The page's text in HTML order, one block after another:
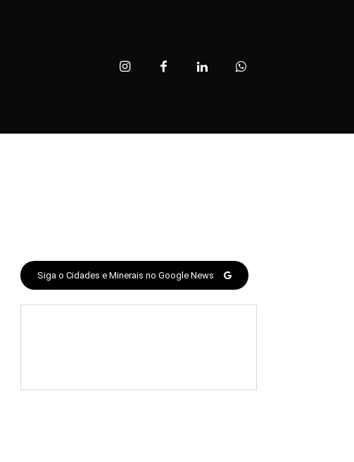
Siga o Cidades e Minerais no Google News